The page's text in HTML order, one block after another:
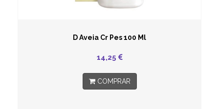
D Aveia Cr Pes 100 Ml
14,25
COMPRAR